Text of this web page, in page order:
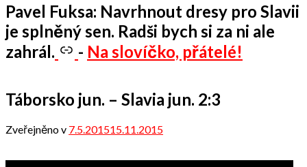
Pavel Fuksa: Navrhnout dresy pro Slavii
je splněný sen. Radši bych si za ni ale
zahrál.
- Na slovíčko, přátelé!
Táborsko jun. – Slavia jun. 2:3
Zveřejněno v 7.5.201515.11.2015